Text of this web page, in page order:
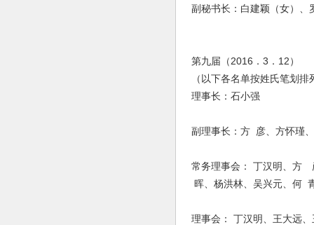
副秘书长：白建颖（女）
第九届（2016．3．12）
（以下各名单按姓氏笔划排
理事长：石小强
副理事长：方 彦、方怀瑾
常务理事会： 丁汉明、方
晖、杨洪林、吴兴元、何
理事会： 丁汉明、王大远